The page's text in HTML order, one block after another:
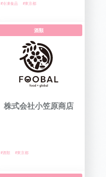
#冷凍食品 #東京都
酒類
株式会社小笠原商店
#酒類 #東京都